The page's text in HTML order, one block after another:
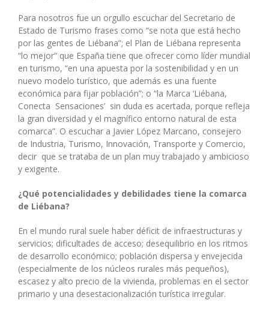
Para nosotros fue un orgullo escuchar del Secretario de
Estado de Turismo frases como “se nota que está hecho
por las gentes de Liébana”; el Plan de Liébana representa
“lo mejor” que España tiene que ofrecer como líder mundial
en turismo, “en una apuesta por la sostenibilidad y en un
nuevo modelo turístico, que además es una fuente
económica para fijar población”; o “la Marca ‘Liébana,
Conecta Sensaciones’ sin duda es acertada, porque refleja
la gran diversidad y el magnífico entorno natural de esta
comarca”. O escuchar a Javier López Marcano, consejero
de Industria, Turismo, Innovación, Transporte y Comercio,
decir que se trataba de un plan muy trabajado y ambicioso
y exigente.
¿Qué potencialidades y debilidades tiene la comarca
de Liébana?
En el mundo rural suele haber déficit de infraestructuras y
servicios; dificultades de acceso; desequilibrio en los ritmos
de desarrollo económico; población dispersa y envejecida
(especialmente de los núcleos rurales más pequeños),
escasez y alto precio de la vivienda, problemas en el sector
primario y una desestacionalización turística irregular.